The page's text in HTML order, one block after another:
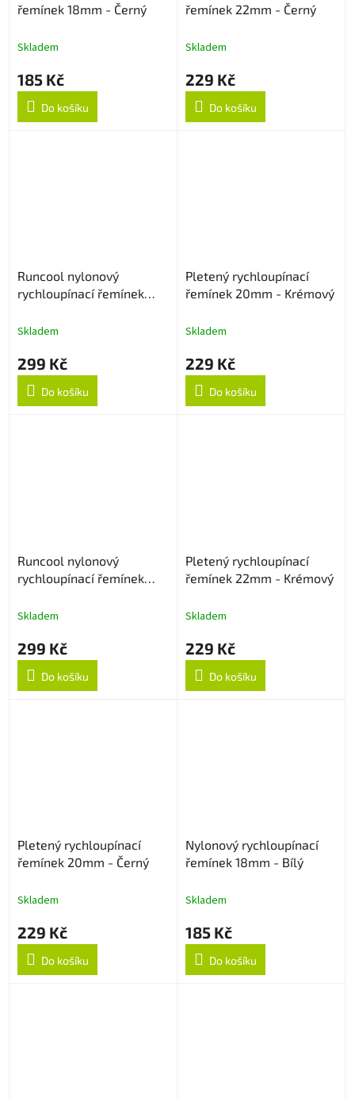
řemínek 18mm - Černý
Skladem
185 Kč
Do košíku
řemínek 22mm - Černý
Skladem
229 Kč
Do košíku
Runcool nylonový
rychloupínací řemínek
Skladem
299 Kč
Do košíku
Pletený rychloupínací
řemínek 20mm - Krémový
Skladem
229 Kč
Do košíku
Runcool nylonový
rychloupínací řemínek
Skladem
299 Kč
Do košíku
Pletený rychloupínací
řemínek 22mm - Krémový
Skladem
229 Kč
Do košíku
Pletený rychloupínací
řemínek 20mm - Černý
Skladem
229 Kč
Do košíku
Nylonový rychloupínací
řemínek 18mm - Bílý
Skladem
185 Kč
Do košíku